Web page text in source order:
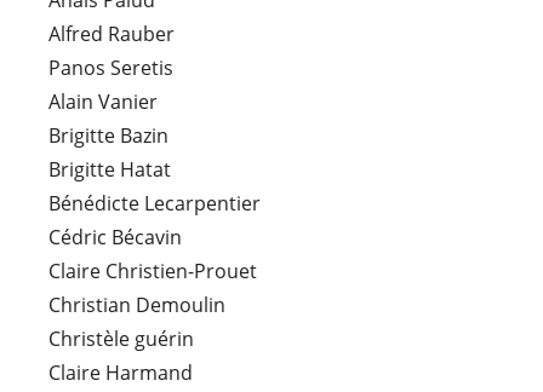
Alfred Rauber
Panos Seretis
Alain Vanier
Brigitte Bazin
Brigitte Hatat
Bénédicte Lecarpentier
Cédric Bécavin
Claire Christien-Prouet
Christian Demoulin
Christèle guérin
Claire Harmand